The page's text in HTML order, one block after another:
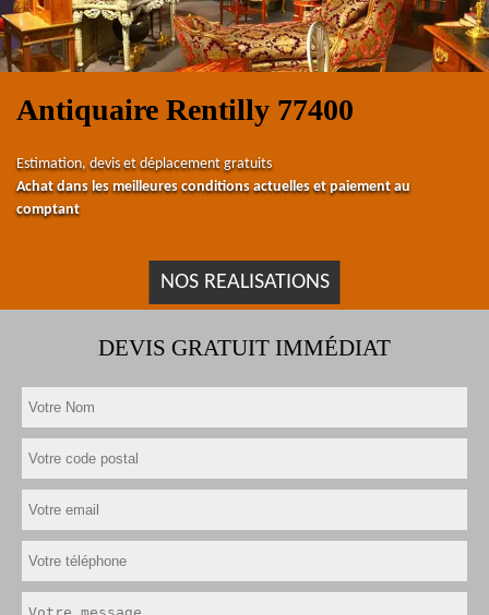
Antiquaire Rentilly 77400
Estimation, devis et déplacement gratuits
Achat dans les meilleures conditions actuelles et paiement au
comptant
NOS REALISATIONS
DEVIS GRATUIT IMMÉDIAT